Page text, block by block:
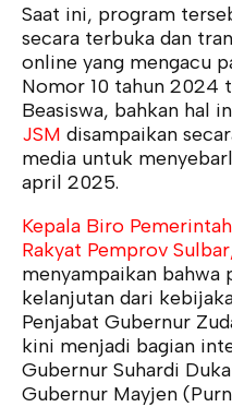
Saat ini, program
secara terbuka dan
online yang mengacu
Nomor 10 tahun 2024
Beasiswa, bahkan hal
JSM disampaikan
media untuk
april 2025.
Kepala Biro
Rakyat Pemprov
menyampaikan
kelanjutan dari
Penjabat Gubernur
kini menjadi bagian
Gubernur Suhardi
Gubernur Mayjen